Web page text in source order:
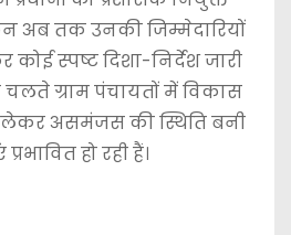
अब तक उनकी जिम्मेदारियों
स्पष्ट दिशा-निर्देश जारी
ग्राम पंचायतों में विकास
असमंजस की स्थिति बनी
हो रही हैं।